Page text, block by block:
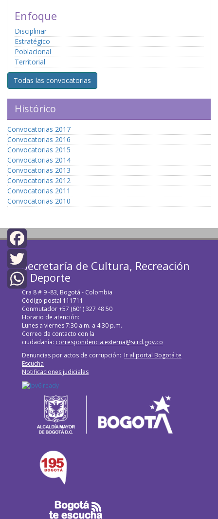
Facebook
Twitter
WhatsApp
Enfoque
Disciplinar
Estratégico
Poblacional
Territorial
Todas las convocatorias
Histórico
Convocatorias 2017
Convocatorias 2016
Convocatorias 2015
Convocatorias 2014
Convocatorias 2013
Convocatorias 2012
Convocatorias 2011
Convocatorias 2010
top
Secretaría de Cultura, Recreación
y Deporte
Cra 8 # 9 -83, Bogotá - Colombia
Código postal 111711
Conmutador +57 (601) 327 48 50
Horario de atención:
Lunes a viernes 7:30 a.m. a 4:30 p.m.
Correo de contacto con la
ciudadanía: correspondencia.externa@scrd.gov.co
Denuncias por actos de corrupción: Ir al portal Bogotá te
Escucha
Notificaciones judiciales